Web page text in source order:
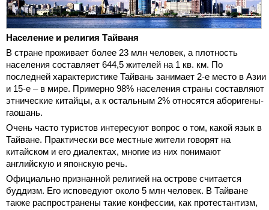
Население и религия Тайваня
В стране проживает более 23 млн человек, а плотность
населения составляет 644,5 жителей на 1 кв. км. По
последней характеристике Тайвань занимает 2-е место в Азии
и 15-е – в мире. Примерно 98% населения страны составляют
этнические китайцы, а к остальным 2% относятся аборигены-
гаошань.
Очень часто туристов интересуют вопрос о том, какой язык в
Тайване. Практически все местные жители говорят на
китайском и его диалектах, многие из них понимают
английскую и японскую речь.
Официально признанной религией на острове считается
буддизм. Его исповедуют около 5 млн человек. В Тайване
также распространены такие конфессии, как протестантизм,